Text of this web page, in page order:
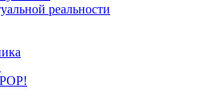
реальности